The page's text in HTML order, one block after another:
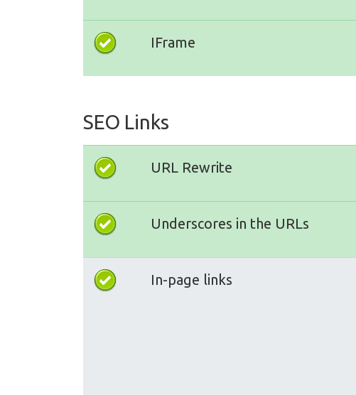
IFrame
SEO Links
URL Rewrite
Underscores in the URLs
In-page links